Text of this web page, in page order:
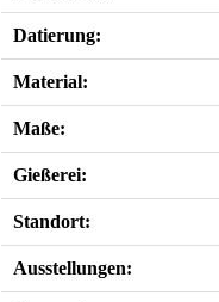
Datierung:
Material:
Maße:
Gießerei:
Standort:
Ausstellungen: